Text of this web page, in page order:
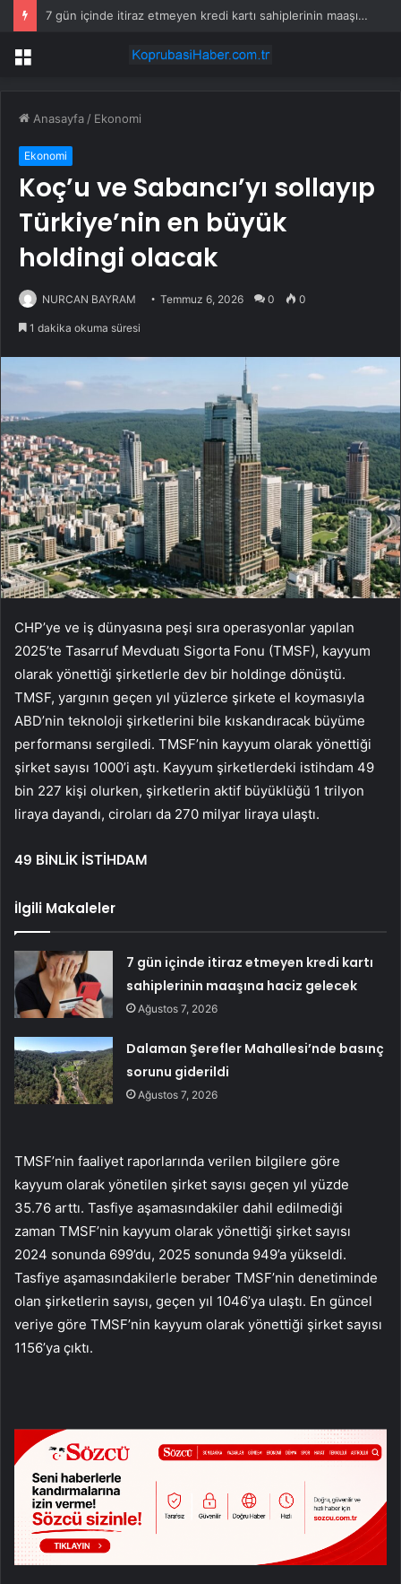
7 gün içinde itiraz etmeyen kredi kartı sahiplerinin maaşına haciz gelecek
Menü
Anasayfa / Ekonomi
Ekonomi
Koç’u ve Sabancı’yı sollayıp
Türkiye’nin en büyük
holdingi olacak
NURCAN BAYRAM Temmuz 6, 2026 0 0
1 dakika okuma süresi
CHP’ye ve iş dünyasına peşi sıra operasyonlar yapılan
2025’te Tasarruf Mevduatı Sigorta Fonu (TMSF), kayyum
olarak yönettiği şirketlerle dev bir holdinge dönüştü.
TMSF, yargının geçen yıl yüzlerce şirkete el koymasıyla
ABD’nin teknoloji şirketlerini bile kıskandıracak büyüme
performansı sergiledi. TMSF’nin kayyum olarak yönettiği
şirket sayısı 1000’i aştı. Kayyum şirketlerdeki istihdam 49
bin 227 kişi olurken, şirketlerin aktif büyüklüğü 1 trilyon
liraya dayandı, ciroları da 270 milyar liraya ulaştı.
49 BİNLİK İSTİHDAM
İlgili Makaleler
7 gün içinde itiraz etmeyen kredi kartı
sahiplerinin maaşına haciz gelecek
Ağustos 7, 2026
Dalaman Şerefler Mahallesi’nde basınç
sorunu giderildi
Ağustos 7, 2026
TMSF’nin faaliyet raporlarında verilen bilgilere göre
kayyum olarak yönetilen şirket sayısı geçen yıl yüzde
35.76 arttı. Tasfiye aşamasındakiler dahil edilmediği
zaman TMSF’nin kayyum olarak yönettiği şirket sayısı
2024 sonunda 699’du, 2025 sonunda 949’a yükseldi.
Tasfiye aşamasındakilerle beraber TMSF’nin denetiminde
olan şirketlerin sayısı, geçen yıl 1046’ya ulaştı. En güncel
veriye göre TMSF’nin kayyum olarak yönettiği şirket sayısı
1156’ya çıktı.